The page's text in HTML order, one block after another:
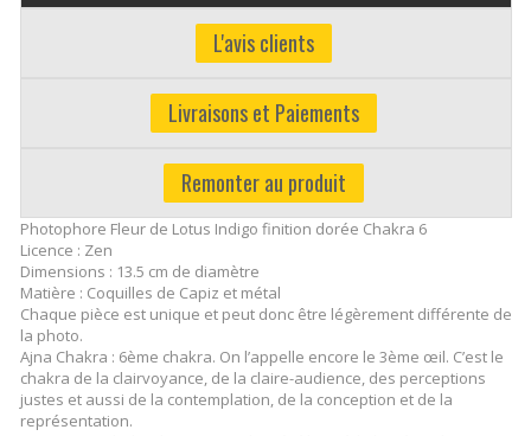
L'avis clients
Livraisons et Paiements
Remonter au produit
Photophore Fleur de Lotus Indigo finition dorée Chakra 6
Licence : Zen
Dimensions : 13.5 cm de diamètre
Matière : Coquilles de Capiz et métal
Chaque pièce est unique et peut donc être légèrement différente de
la photo.
Ajna Chakra : 6ème chakra. On l’appelle encore le 3ème œil. C’est le
chakra de la clairvoyance, de la claire-audience, des perceptions
justes et aussi de la contemplation, de la conception et de la
représentation.